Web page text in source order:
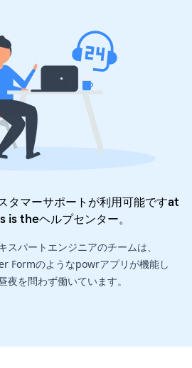
マーサポートが利用可能ですat
is theヘルプセンター。
スパートエンジニアのチームは、
Formのようなpowrアプリが機能し
夜を問わず働いています。